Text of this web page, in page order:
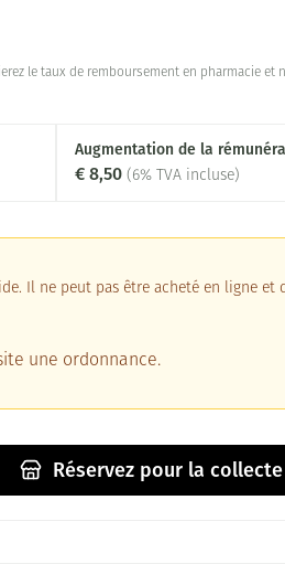
le taux de remboursement en pharmacie et
Augmentation de la
€ 8,50 (6% TVA incluse)
Il ne peut pas être acheté en ligne et
une ordonnance.
Réservezpour la collecte